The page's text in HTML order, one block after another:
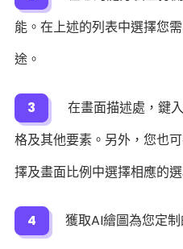
能。在上述的列表中選擇您
途。
3
在畫面描述處，鍵
格及其他要素。另外，您也
擇及畫面比例中選擇相應的
4 獲取AI繪圖為您定制